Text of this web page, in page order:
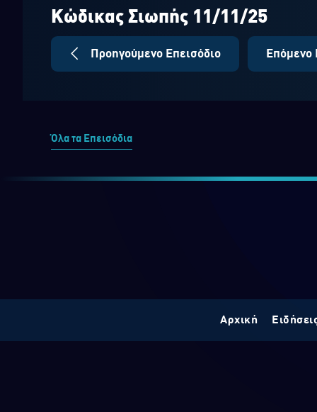
Κώδικας Σιωπής 11/11/25
Προηγούμενο Επεισόδιο Επόμενο
Όλα τα Επεισόδια
Αρχική